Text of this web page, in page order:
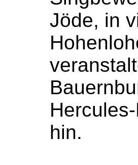
Jöde, in
hin.